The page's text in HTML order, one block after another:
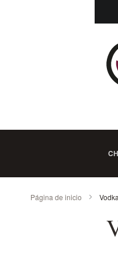
al
Página de inicio